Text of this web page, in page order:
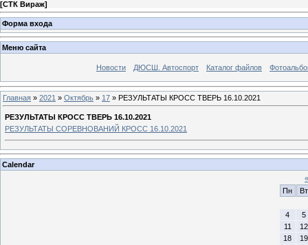
[СТК Вираж]
Форма входа
Меню сайта
Новости ДЮСШ. Автоспорт Каталог файлов
Главная » 2021 » Октябрь » 17 » РЕЗУЛЬТАТЫ КРОСС ТВЕРЬ 16.10.2021
РЕЗУЛЬТАТЫ КРОСС ТВЕРЬ 16.10.2021
РЕЗУЛЬТАТЫ СОРЕВНОВАНИЙ КРОСС 16.10.2021
Calendar
«
Пн
Вт
4
5
11
12
18
19